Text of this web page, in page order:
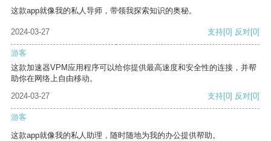
这款app就像我的私人导师，带领我探索知识的奥秘。
2024-03-27 支持[0] 反对[0]
游客
这款加速器VPM应用程序可以给你提供最高速度和安全性的连接，并帮
助你在网络上自由移动。
2024-03-27
支持[0] 反对[0]
游客
这款app就像我的私人助理，随时随地为我的办公提供帮助。